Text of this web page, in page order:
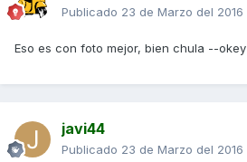
Publicado 23 de Marzo del 2016
Eso es con foto mejor, bien chula --okey
javi44
Publicado 23 de Marzo del 2016